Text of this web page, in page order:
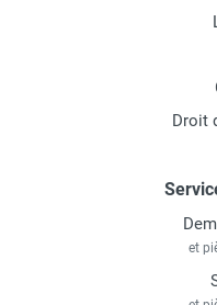
Droit
et